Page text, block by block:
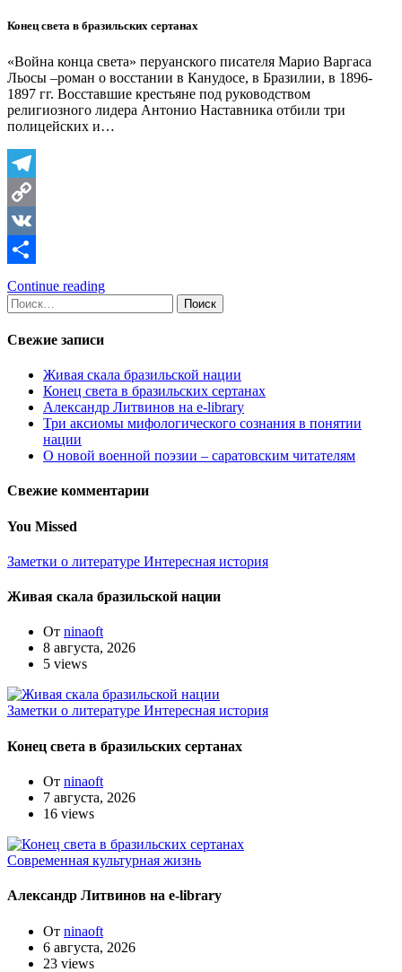
Конец света в бразильских сертанах
«Война конца света» перуанского писателя Марио Варгаса
Льосы –роман о восстании в Канудосе, в Бразилии, в 1896-
1897 гг. Восставшие крестьяне под руководством
религиозного лидера Антонио Наставника отбили три
полицейских и…
Telegram
Copy
Link
VK
Отправить
Continue reading
Найти:
Свежие записи
Живая скала бразильской нации
Конец света в бразильских сертанах
Александр Литвинов на e-library
Три аксиомы мифологического сознания в понятии
нации
О новой военной поэзии – саратовским читателям
Свежие комментарии
You Missed
Заметки о литературе Интересная история
Живая скала бразильской нации
От ninaoft
8 августа, 2026
5 views
Заметки о литературе Интересная история
Конец света в бразильских сертанах
От ninaoft
7 августа, 2026
16 views
Современная культурная жизнь
Александр Литвинов на e-library
От ninaoft
6 августа, 2026
23 views